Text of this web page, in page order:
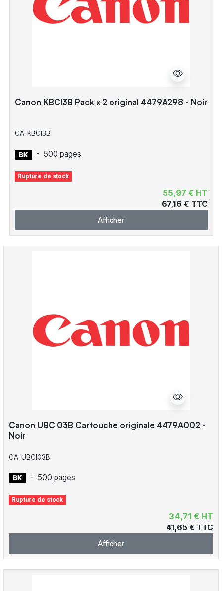
Canon KBCI3B Pack x 2 original 4479A298 - Noir
CA-KBCI3B
- 500 pages
Rupture de stock
55,97 € HT
67,16 € TTC
Afficher
Canon UBCI03B Cartouche originale 4479A002 -
Noir
CA-UBCI03B
- 500 pages
Rupture de stock
34,71 € HT
41,65 € TTC
Afficher